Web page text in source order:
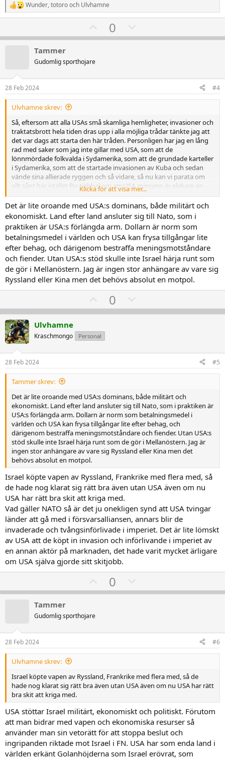
R
e
t
r
:
Wunder,totorooch Ulvhamne
U
p
t
0
o
v
t
Tammer
Gudomlig sporthojare
28 Feb 2024 #4
Ulvhamne skrev:
Så, eftersom att alla USAs små skamliga hemligheter, invasioner och
traktatsbrott hela tiden dras upp i alla möjliga trådar tänkte jag att
det var dags att starta den här tråden. Personligen har jag en lång
rad med saker som jag inte gillar med USA, som att de
lönnmördade folkvalda i Sydamerika, som att de grundade karteller
i Sydamerika, som att de startade invasionen av Kuba och sedan
vände sina allierade ryggen och så vidare, så nu kan vi parata om
allt sånt här istället för tjäbbel om att USA minsann är elakare än
Så, det senaste ämnet som föreslogs var USAs invasion av Mexico,
ska vi börja där?
Klicka för att visa mer...
Det är lite oroande med USA:s dominans, både militärt och
ekonomiskt. Land efter land ansluter sig till Nato, som i
praktiken är USA:s förlängda arm. Dollarn är norm som
betalningsmedel i världen och USA kan frysa tillgångar lite
efter behag, och därigenom bestraffa meningsmotståndare
och fiender. Utan USA:s stöd skulle inte Israel härja runt som
de gör i Mellanöstern. Jag är ingen stor anhängare av vare sig
Ryssland eller Kina men det behövs absolut en motpol.
U
p
o
e
0
o
o
t
Ulvhamne
Kraschmongo Personal
28 Feb 2024 #5
Tammer skrev:
Det är lite oroande med USA:s dominans, både militärt och
ekonomiskt. Land efter land ansluter sig till Nato, som i praktiken är
USA:s förlängda arm. Dollarn är norm som betalningsmedel i
världen och USA kan frysa tillgångar lite efter behag, och
därigenom bestraffa meningsmotståndare och fiender. Utan USA:s
stöd skulle inte Israel härja runt som de gör i Mellanöstern. Jag är
ingen stor anhängare av vare sig Ryssland eller Kina men det
behövs absolut en motpol.
Israel köpte vapen av Ryssland, Frankrike med flera med, så
de hade nog klarat sig rätt bra även utan USA även om nu
USA har rätt bra skit att kriga med.
Vad gäller NATO så är det ju onekligen synd att USA tvingar
länder att gå med i försvarsalliansen, annars blir de
invaderade och tvångsinförlivade i imperiet. Det är lite lömskt
av USA att de köpt in invasion och införlivande i imperiet av
en annan aktör på marknaden, det hade varit mycket ärligare
om USA själva gjorde sitt skitjobb.
U
p
t
0
o
v
t
Tammer
Gudomlig sporthojare
28 Feb 2024 #6
Ulvhamne skrev:
Israel köpte vapen av Ryssland, Frankrike med flera med, så de
hade nog klarat sig rätt bra även utan USA även om nu USA har rätt
bra skit att kriga med.
USA stöttar Israel militärt, ekonomiskt och politiskt. Förutom
att man bidrar med vapen och ekonomiska resurser så
använder man sin vetorätt för att stoppa beslut och
ingripanden riktade mot Israel i FN. USA har som enda land i
världen erkänt Golanhöjderna som Israel erövrat, som